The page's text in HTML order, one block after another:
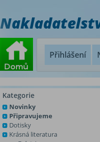
Přihlášení
Kategorie
Novinky
Připravujeme
Dotisky
Krásná literatura